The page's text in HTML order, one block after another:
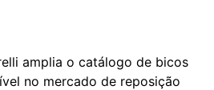
amplia o catálogo de bicos
no mercado de reposição